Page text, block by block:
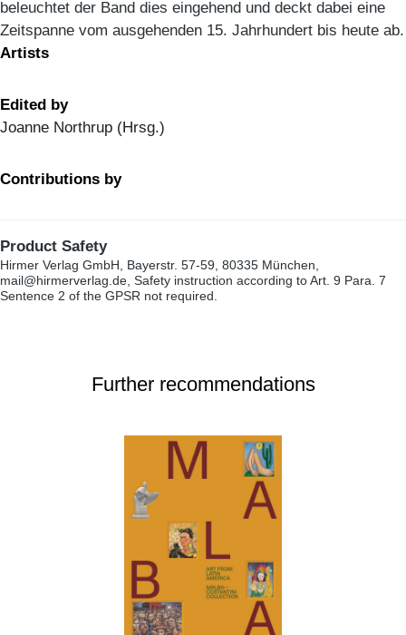
beleuchtet der Band dies eingehend und deckt dabei eine
Zeitspanne vom ausgehenden 15. Jahrhundert bis heute ab.
Artists
Edited by
Joanne Northrup (Hrsg.)
Contributions by
Product Safety
Hirmer Verlag GmbH, Bayerstr. 57-59, 80335 München,
mail@hirmerverlag.de, Safety instruction according to Art. 9 Para. 7
Sentence 2 of the GPSR not required.
Further recommendations